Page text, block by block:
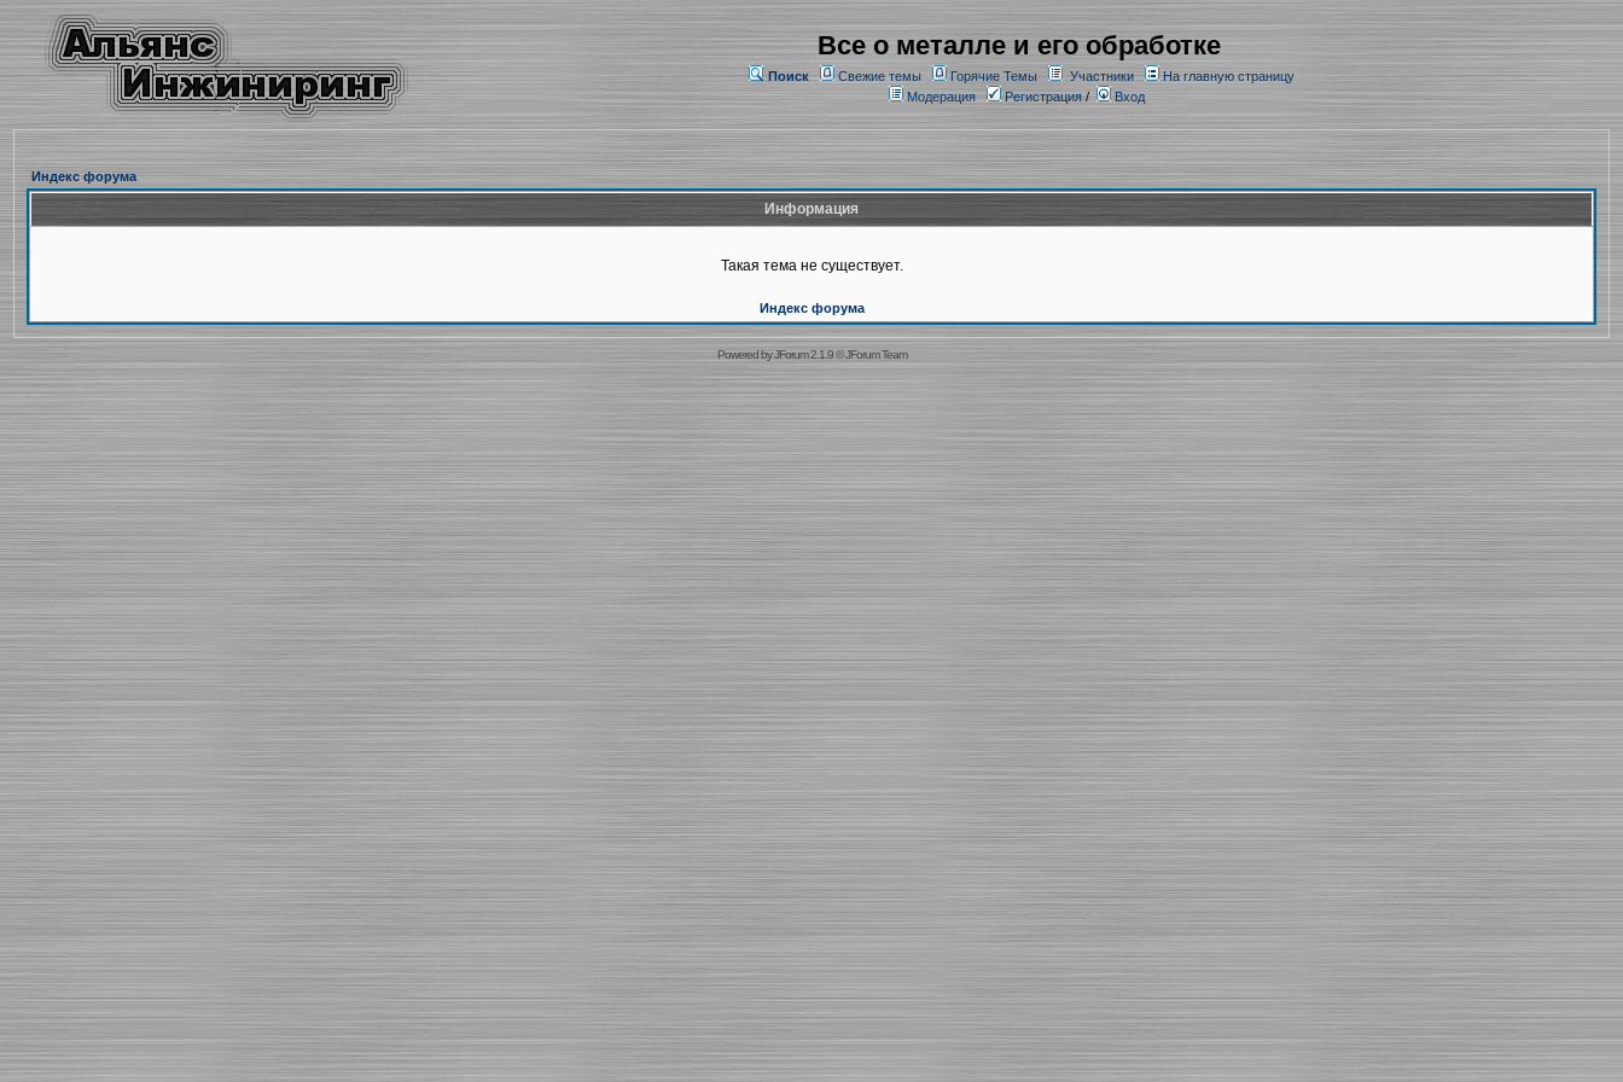
Все о металле и его обработке
Поиск Свежие темы Горячие Темы Участники
На главную страницу
Модерация
Регистрация/ Вход
Индекс форума
Информация
Такая тема не существует.
Индекс форума
Powered byJForum 2.1.9©JForum Team